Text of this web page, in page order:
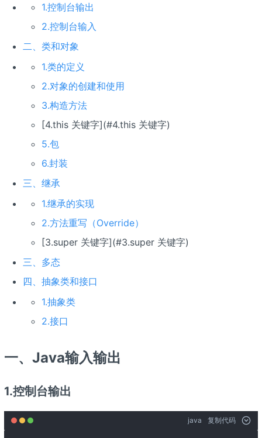
1.控制台输出
2.控制台输入
二、类和对象
1.类的定义
2.对象的创建和使用
3.构造方法
[4.this 关键字](#4.this 关键字)
5.包
6.封装
三、继承
1.继承的实现
2.方法重写（Override）
[3.super 关键字](#3.super 关键字)
三、多态
四、抽象类和接口
1.抽象类
2.接口
一、Java输入输出
1.控制台输出
java 复制代码